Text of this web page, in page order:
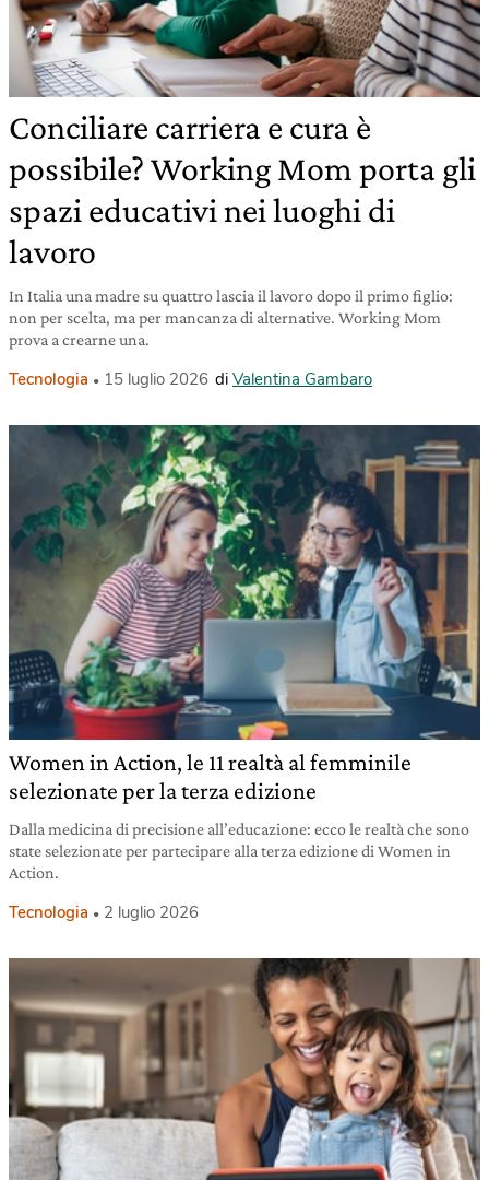
Conciliare carriera e cura è
possibile? Working Mom porta gli
spazi educativi nei luoghi di
lavoro
In Italia una madre su quattro lascia il lavoro dopo il primo figlio:
non per scelta, ma per mancanza di alternative. Working Mom
prova a crearne una.
Tecnologia 15 luglio 2026 di Valentina Gambaro
Women in Action, le 11 realtà al femminile
selezionate per la terza edizione
Dalla medicina di precisione all’educazione: ecco le realtà che sono
state selezionate per partecipare alla terza edizione di Women in
Action.
Tecnologia 2 luglio 2026